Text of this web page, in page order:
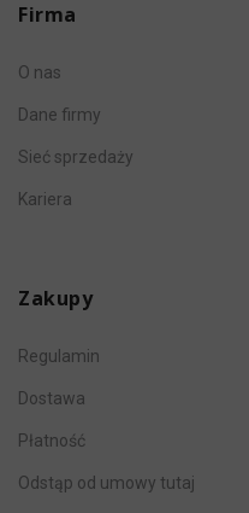
Firma
O nas
Dane firmy
Sieć sprzedaży
Kariera
Zakupy
Regulamin
Dostawa
Płatność
Odstąp od umowy tutaj